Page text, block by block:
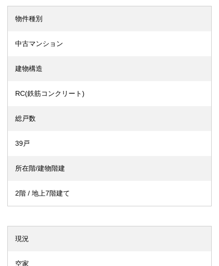
物件種別
中古マンション
建物構造
RC(鉄筋コンクリート)
総戸数
39戸
所在階/建物階建
2階 / 地上7階建て
現況
空家